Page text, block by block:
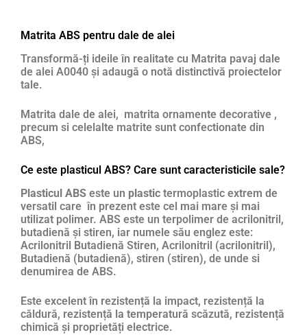
Matrita ABS pentru dale de alei
Transformă-ți ideile în realitate cu Matrita pavaj dale
de alei A0040 și adaugă o notă distinctivă proiectelor
tale.
Matrita dale de alei, matrita ornamente decorative ,
precum si celelalte matrite sunt confectionate din
ABS,
Ce este plasticul ABS? Care sunt caracteristicile sale?
Plasticul ABS este un plastic termoplastic extrem de
versatil care în prezent este cel mai mare și mai
utilizat polimer. ABS este un terpolimer de acrilonitril,
butadienă și stiren, iar numele său englez este:
Acrilonitril Butadienă Stiren, Acrilonitril (acrilonitril),
Butadienă (butadienă), stiren (stiren), de unde si
denumirea de ABS.
Este excelent în rezistență la impact, rezistență la
căldură, rezistență la temperatură scăzută, rezistență
chimică și proprietăți electrice.